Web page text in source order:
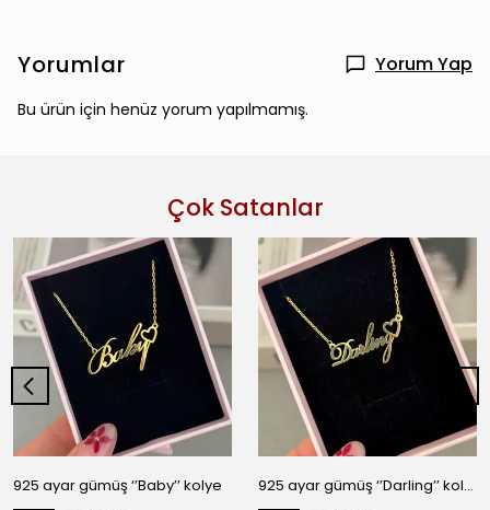
Yorumlar Yorum Yap
Bu ürün için henüz yorum yapılmamış.
Çok Satanlar
925 ayar gümüş ‘’Baby’’ kolye 925 ayar gümüş ‘’Darling’’ kolye